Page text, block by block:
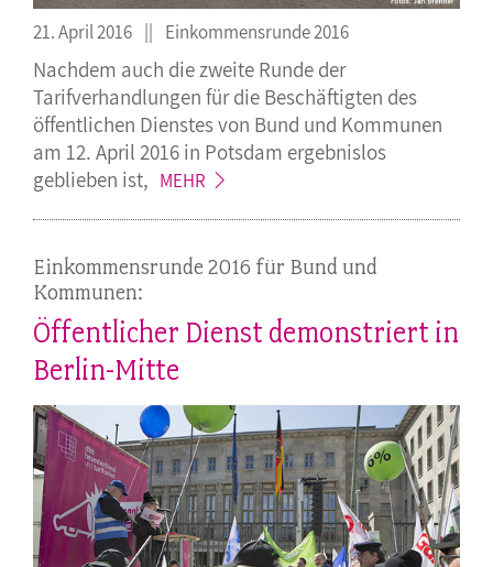
21. April 2016 Einkommensrunde 2016
Nachdem auch die zweite Runde der
Tarifverhandlungen für die Beschäftigten des
öffentlichen Dienstes von Bund und Kommunen
am 12. April 2016 in Potsdam ergebnislos
geblieben ist, MEHR
Einkommensrunde 2016 für Bund und
Kommunen:
Öffentlicher Dienst demonstriert in
Berlin-Mitte